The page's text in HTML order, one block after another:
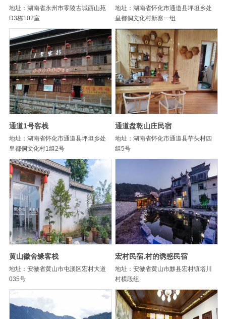
地址：湖南省永州市零陵古城西山苑
D3栋102室
地址：湖南省怀化市通道县坪坦乡处
皇都侗文化村新寨一组
通道1号客栈
地址：湖南省怀化市通道县坪坦乡处
皇都侗文化村1组2号
通道盘乾山庄民宿
地址：湖南省怀化市通道县芋头村四
组5号
黄山徽舍缘客栈
地址：安徽省黄山市屯溪区宏村大道
035号
宏村民宿.村的诱惑民宿
地址：安徽省黄山市黟县宏村镇塔川
村横段组